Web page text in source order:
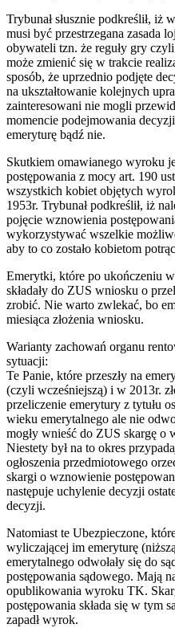
Trybunał słusznie podkreślił, iż
musi być przestrzegana zasada
obywateli tzn. że reguły gry
może zmienić się w trakcie
sposób, że uprzednio podjęte
na ukształtowanie kolejnych
zainteresowani nie mogli
momencie podejmowania
emeryturę bądź nie.
Skutkiem omawianego wyroku
postępowania z mocy art. 190
wszystkich kobiet objętych
1953r. Trybunał podkreślił, iż
pojęcie wznowienia
wykorzystywać wszelkie
aby to co zostało kobietom
Emerytki, które po ukończeniu
składały do ZUS wniosku o
zrobić. Nie warto zwlekać, bo
miesiąca złożenia wniosku.
Warianty zachowań organu
sytuacji:
Te Panie, które przeszły na
(czyli wcześniejszą) i w 2013r.
przeliczenie emerytury z tytułu
wieku emerytalnego ale nie
mogły wnieść do ZUS skargę o
Niestety był na to okres
ogłoszenia przedmiotowego
skargi o wznowienie
następuje uchylenie decyzji
decyzji.
Natomiast te Ubezpieczone,
wyliczającej im emeryturę
emerytalnego odwołały się do
postępowania sądowego. Mają
opublikowania wyroku TK.
postępowania składa się w tym
zapadł wyrok.